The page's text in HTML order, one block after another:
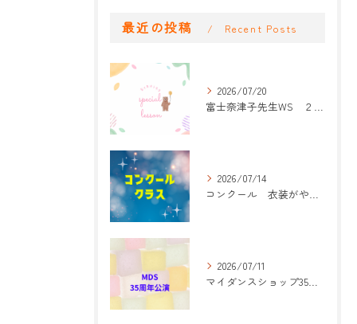
最近の投稿 Recent Posts
2026/07/20
富士奈津子先生WS ２回目
2026/07/14
コンクール 衣装がやって来た！
2026/07/11
マイダンスショップ35周年記念公演 振付開始